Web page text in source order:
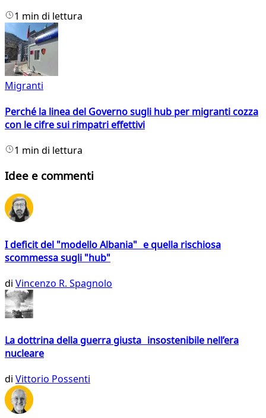
1 min di lettura
Migranti
Perché la linea del Governo sugli hub per migranti cozza
con le cifre sui rimpatri effettivi
1 min di lettura
Idee e commenti
I deficit del "modello Albania" e quella rischiosa
scommessa sugli "hub"
di Vincenzo R. Spagnolo
La dottrina della guerra giusta insostenibile nell’era
nucleare
di Vittorio Possenti